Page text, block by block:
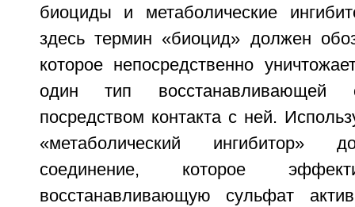
биоциды и метаболические
здесь термин «биоцид» должен
которое непосредственно
один тип восстанавливающей
посредством контакта с ней.
«метаболический ингибитор»
соединение, которое
восстанавливающую сульфат